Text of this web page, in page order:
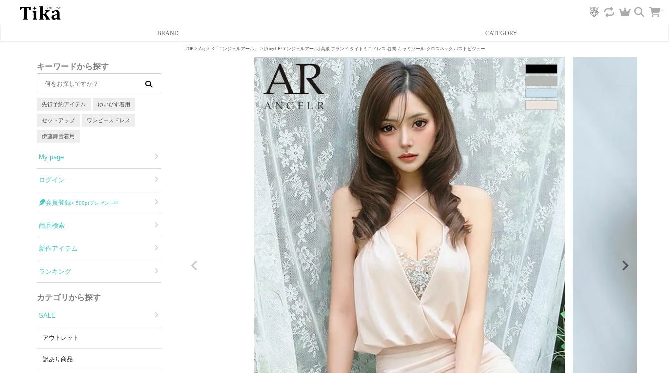
BRAND CATEGORY
フレアミニドレス
タイトロングドレス
Aラインロングドレス
バースデードレス
キーワードから探す
先行予約アイテム ゆいぴす着用
セットアップ ワンピースドレス
伊藤舞雪着用
My page
ログイン
会員登録< 500ptプレゼント中
商品検索
新作アイテム
ランキング
カテゴリから探す
SALE
アウトレット
訳あり商品
TOP Angel-R「エンジェルアール」 [Angel-R/エンジェルアール] 高級 ブランド タイトミニドレス 谷間 キャミソール クロスネック バストビジュー